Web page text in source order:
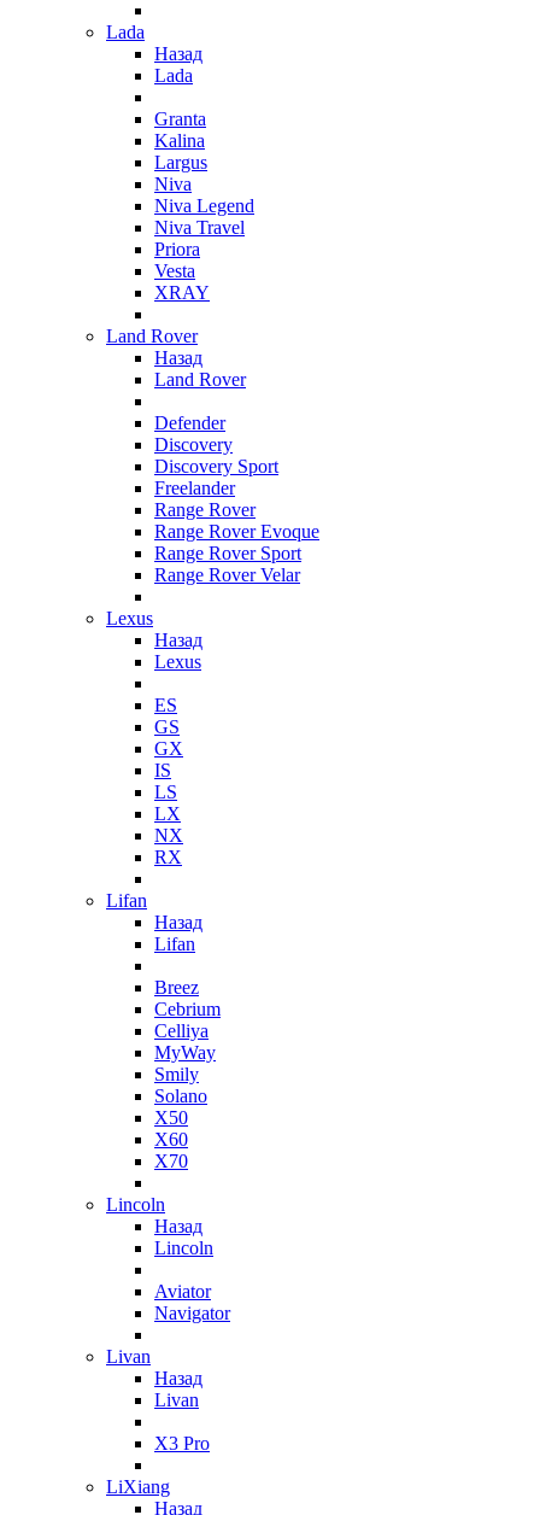
Lada
Назад
Lada
Granta
Kalina
Largus
Niva
Niva Legend
Niva Travel
Priora
Vesta
XRAY
Land Rover
Назад
Land Rover
Defender
Discovery
Discovery Sport
Freelander
Range Rover
Range Rover Evoque
Range Rover Sport
Range Rover Velar
Lexus
Назад
Lexus
ES
GS
GX
IS
LS
LX
NX
RX
Lifan
Назад
Lifan
Breez
Cebrium
Celliya
MyWay
Smily
Solano
X50
X60
X70
Lincoln
Назад
Lincoln
Aviator
Navigator
Livan
Назад
Livan
X3 Pro
LiXiang
Назад